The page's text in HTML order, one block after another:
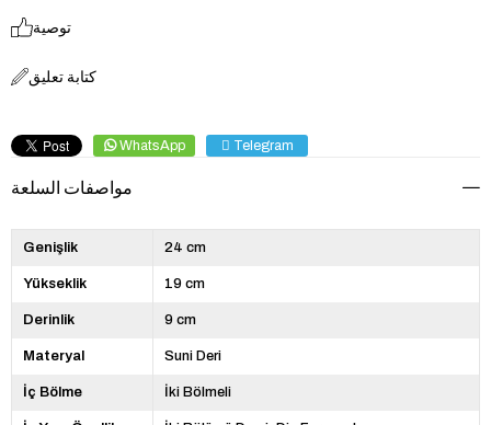
توصية
كتابة تعليق
WhatsApp Telegram
مواصفات السلعة
Genişlik 24 cm
Yükseklik 19 cm
Derinlik 9 cm
Materyal Suni Deri
İç Bölme İki Bölmeli